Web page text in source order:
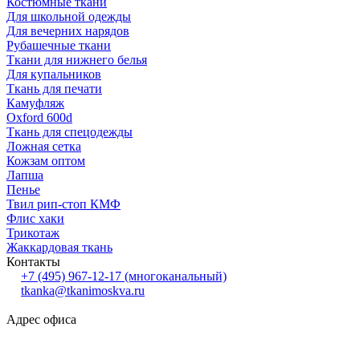
Для школьной одежды
Для вечерних нарядов
Рубашечные ткани
Ткани для нижнего белья
Для купальников
Ткань для печати
Камуфляж
Oxford 600d
Ткань для спецодежды
Ложная сетка
Кожзам оптом
Лапша
Пенье
Твил рип-стоп КМФ
Флис хаки
Трикотаж
Жаккардовая ткань
Контакты
+7 (495) 967-12-17 (многоканальный)
tkanka@tkanimoskva.ru
Адрес офиса